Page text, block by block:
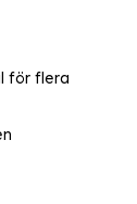
för flera